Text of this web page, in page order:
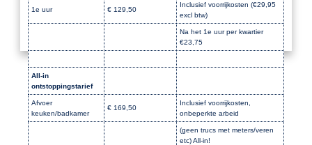
1e uur € 129,50
Inclusief voorrijkosten (€29,95
excl btw)
Na het 1e uur per kwartier
€23,75
All-in
ontstoppingstarief
Afvoer
keuken/badkamer
€ 169,50
Inclusief voorrijkosten,
onbeperkte arbeid
(geen trucs met meters/veren
etc) All-in!